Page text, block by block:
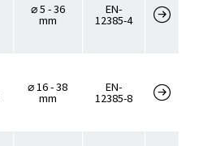
⌀ 5 - 36
mm
EN-
12385-4
⌀ 16 - 38
mm
EN-
12385-8